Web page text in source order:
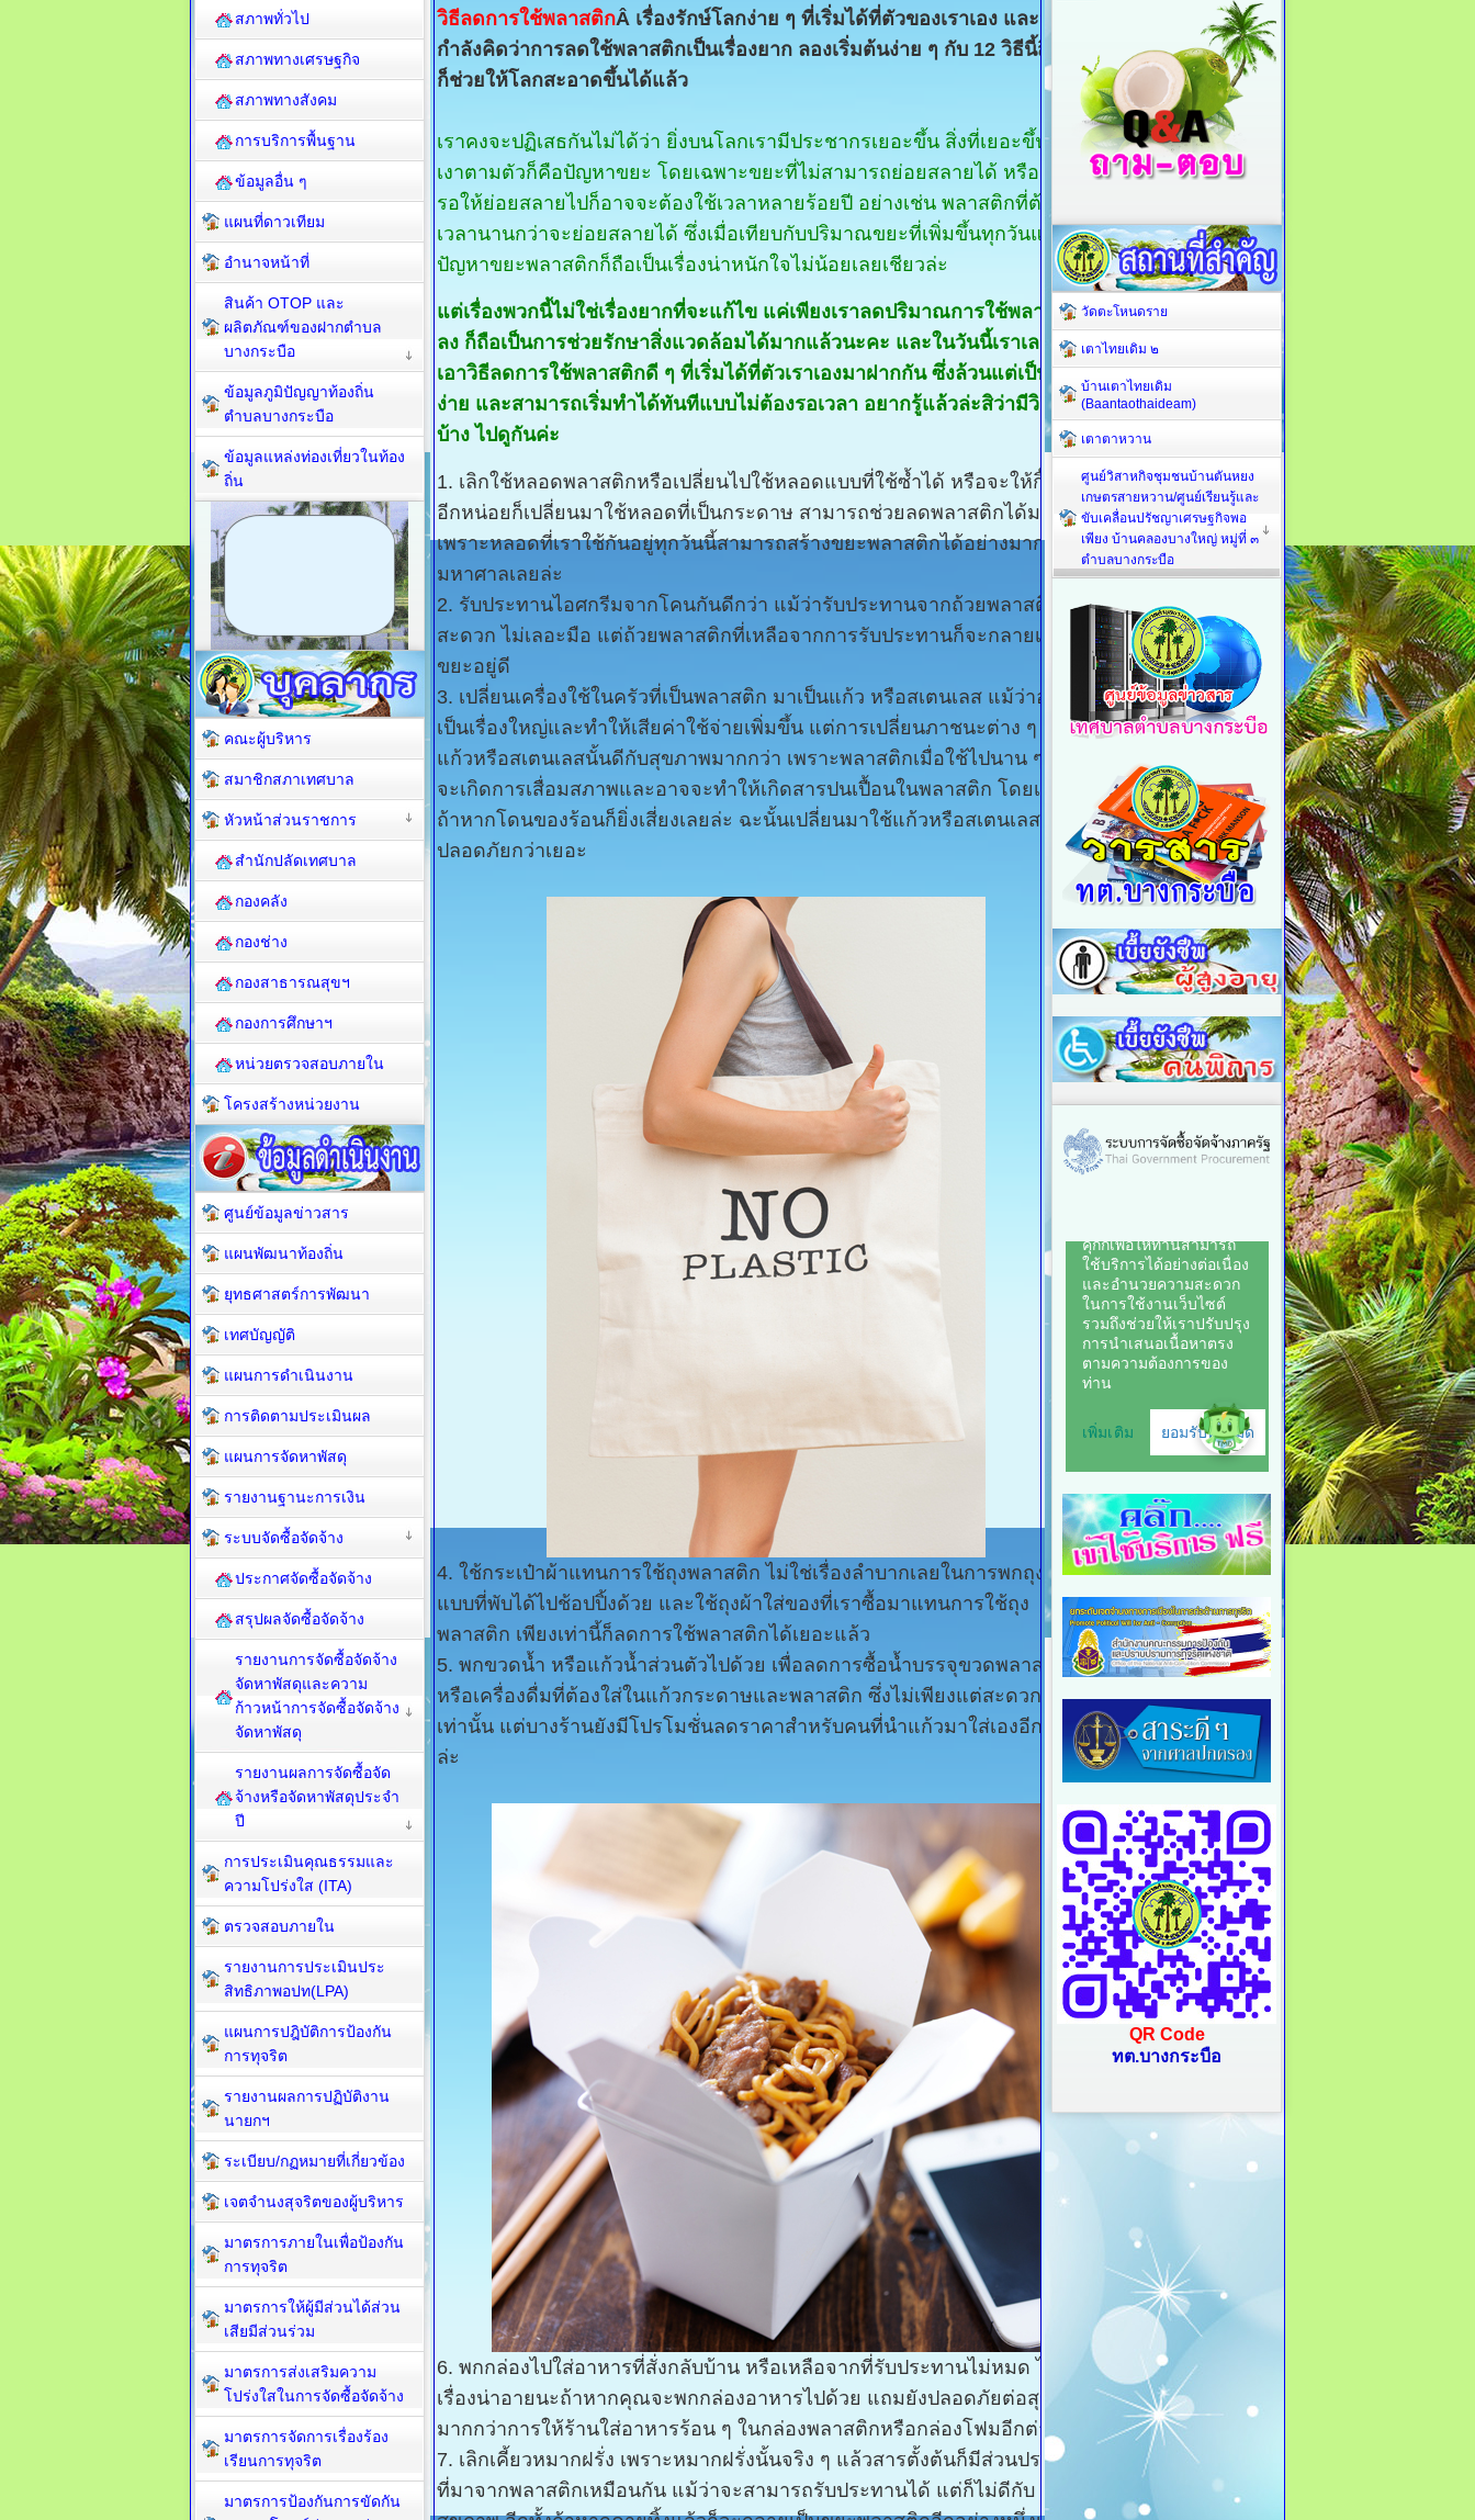
วิธีลดการใช้พลาสติกÂ เรื่องรักษ์โลกง่าย ๆ ที่เริ่มได้ที่ตัวของเราเอง และหาก
กำลังคิดว่าการลดใช้พลาสติกเป็นเรื่องยาก ลองเริ่มต้นง่าย ๆ กับ 12 วิธีนี้สิ แค่นี้
ก็ช่วยให้โลกสะอาดขึ้นได้แล้ว
เราคงจะปฏิเสธกันไม่ได้ว่า ยิ่งบนโลกเรามีประชากรเยอะขึ้น สิ่งที่เยอะขึ้นเป็น
เงาตามตัวก็คือปัญหาขยะ โดยเฉพาะขยะที่ไม่สามารถย่อยสลายได้ หรือถ้าจะ
รอให้ย่อยสลายไปก็อาจจะต้องใช้เวลาหลายร้อยปี อย่างเช่น พลาสติกที่ต้องใช้
เวลานานกว่าจะย่อยสลายได้ ซึ่งเมื่อเทียบกับปริมาณขยะที่เพิ่มขึ้นทุกวันแล้ว
ปัญหาขยะพลาสติกก็ถือเป็นเรื่องน่าหนักใจไม่น้อยเลยเชียวล่ะ
แต่เรื่องพวกนี้ไม่ใช่เรื่องยากที่จะแก้ไข แค่เพียงเราลดปริมาณการใช้พลาสติก
ลง ก็ถือเป็นการช่วยรักษาสิ่งแวดล้อมได้มากแล้วนะคะ และในวันนี้เราเลยหยิบ
เอาวิธีลดการใช้พลาสติกดี ๆ ที่เริ่มได้ที่ตัวเราเองมาฝากกัน ซึ่งล้วนแต่เป็นวิธีที่
ง่าย และสามารถเริ่มทำได้ทันทีแบบไม่ต้องรอเวลา อยากรู้แล้วล่ะสิว่ามีวิธีใด
บ้าง ไปดูกันค่ะ
1. เลิกใช้หลอดพลาสติกหรือเปลี่ยนไปใช้หลอดแบบที่ใช้ซ้ำได้ หรือจะให้กิ๊บเก๋
อีกหน่อยก็เปลี่ยนมาใช้หลอดที่เป็นกระดาษ สามารถช่วยลดพลาสติกได้มาก
เพราะหลอดที่เราใช้กันอยู่ทุกวันนี้สามารถสร้างขยะพลาสติกได้อย่างมากมาย
มหาศาลเลยล่ะ
2. รับประทานไอศกรีมจากโคนกันดีกว่า แม้ว่ารับประทานจากถ้วยพลาสติกจะ
สะดวก ไม่เลอะมือ แต่ถ้วยพลาสติกที่เหลือจากการรับประทานก็จะกลายเป็น
ขยะอยู่ดี
3. เปลี่ยนเครื่องใช้ในครัวที่เป็นพลาสติก มาเป็นแก้ว หรือสเตนเลส แม้ว่าอาจจะ
เป็นเรื่องใหญ่และทำให้เสียค่าใช้จ่ายเพิ่มขึ้น แต่การเปลี่ยนภาชนะต่าง ๆ เป็น
แก้วหรือสเตนเลสนั้นดีกับสุขภาพมากกว่า เพราะพลาสติกเมื่อใช้ไปนาน ๆ นั้น
จะเกิดการเสื่อมสภาพและอาจจะทำให้เกิดสารปนเปื้อนในพลาสติก โดยเฉพาะ
ถ้าหากโดนของร้อนก็ยิ่งเสี่ยงเลยล่ะ ฉะนั้นเปลี่ยนมาใช้แก้วหรือสเตนเลสดีกว่า
ปลอดภัยกว่าเยอะ
4. ใช้กระเป๋าผ้าแทนการใช้ถุงพลาสติก ไม่ใช่เรื่องลำบากเลยในการพกถุงผ้า
แบบที่พับได้ไปช้อปปิ้งด้วย และใช้ถุงผ้าใส่ของที่เราซื้อมาแทนการใช้ถุง
พลาสติก เพียงเท่านี้ก็ลดการใช้พลาสติกได้เยอะแล้ว
5. พกขวดน้ำ หรือแก้วน้ำส่วนตัวไปด้วย เพื่อลดการซื้อน้ำบรรจุขวดพลาสติก
หรือเครื่องดื่มที่ต้องใส่ในแก้วกระดาษและพลาสติก ซึ่งไม่เพียงแต่สะดวก
เท่านั้น แต่บางร้านยังมีโปรโมชั่นลดราคาสำหรับคนที่นำแก้วมาใส่เองอีกด้วย
ล่ะ
6. พกกล่องไปใส่อาหารที่สั่งกลับบ้าน หรือเหลือจากที่รับประทานไม่หมด ไม่ใช่
เรื่องน่าอายนะถ้าหากคุณจะพกกล่องอาหารไปด้วย แถมยังปลอดภัยต่อสุขภาพ
มากกว่าการให้ร้านใส่อาหารร้อน ๆ ในกล่องพลาสติกหรือกล่องโฟมอีกต่างหาก
7. เลิกเคี้ยวหมากฝรั่ง เพราะหมากฝรั่งนั้นจริง ๆ แล้วสารตั้งต้นก็มีส่วนประกอบ
ที่มาจากพลาสติกเหมือนกัน แม้ว่าจะสามารถรับประทานได้ แต่ก็ไม่ดีกับ
สภาพทั่วไป
สภาพทางเศรษฐกิจ
สภาพทางสังคม
การบริการพื้นฐาน
ข้อมูลอื่น ๆ
แผนที่ดาวเทียม
อำนาจหน้าที่
สินค้า OTOP และ
ผลิตภัณฑ์ของฝากตำบล
บางกระบือ
ข้อมูลภูมิปัญญาท้องถิ่น
ตำบลบางกระบือ
ข้อมูลแหล่งท่องเที่ยวในท้อง
ถิ่น
คณะผู้บริหาร
สมาชิกสภาเทศบาล
หัวหน้าส่วนราชการ
สำนักปลัดเทศบาล
กองคลัง
กองช่าง
กองสาธารณสุขฯ
กองการศึกษาฯ
หน่วยตรวจสอบภายใน
โครงสร้างหน่วยงาน
ศูนย์ข้อมูลข่าวสาร
แผนพัฒนาท้องถิ่น
ยุทธศาสตร์การพัฒนา
เทศบัญญัติ
แผนการดำเนินงาน
การติดตามประเมินผล
แผนการจัดหาพัสดุ
รายงานฐานะการเงิน
ระบบจัดซื้อจัดจ้าง
ประกาศจัดซื้อจัดจ้าง
สรุปผลจัดซื้อจัดจ้าง
รายงานการจัดซื้อจัดจ้าง
จัดหาพัสดุและความ
ก้าวหน้าการจัดซื้อจัดจ้าง
จัดหาพัสดุ
รายงานผลการจัดซื้อจัด
จ้างหรือจัดหาพัสดุประจำ
ปี
การประเมินคุณธรรมและ
ความโปร่งใส (ITA)
ตรวจสอบภายใน
รายงานการประเมินประ
สิทธิภาพอปท(LPA)
แผนการปฎิบัติการป้องกัน
การทุจริต
รายงานผลการปฏิบัติงาน
นายกฯ
ระเบียบ/กฏหมายที่เกี่ยวข้อง
เจตจำนงสุจริตของผู้บริหาร
มาตรการภายในเพื่อป้องกัน
การทุจริต​
มาตรการให้ผู้มีส่วนได้ส่วน
เสียมีส่วนร่วม
มาตรการส่งเสริมความ
โปร่งใสในการจัดซื้อจัดจ้าง
มาตรการจัดการเรื่องร้อง
เรียนการทุจริต
มาตรการป้องกันการขัดกัน
วัดตะโหนดราย
เตาไทยเดิม ๒
บ้านเตาไทยเดิม
(Baantaothaideam)
เตาตาหวาน
ศูนย์วิสาหกิจชุมชนบ้านตันหยง
เกษตรสายหวาน/ศูนย์เรียนรู้และ
ขับเคลื่อนปรัชญาเศรษฐกิจพอ
เพียง บ้านคลองบางใหญ่ หมู่ที่ ๓
ตำบลบางกระบือ
QR Code
ทต.บางกระบือ